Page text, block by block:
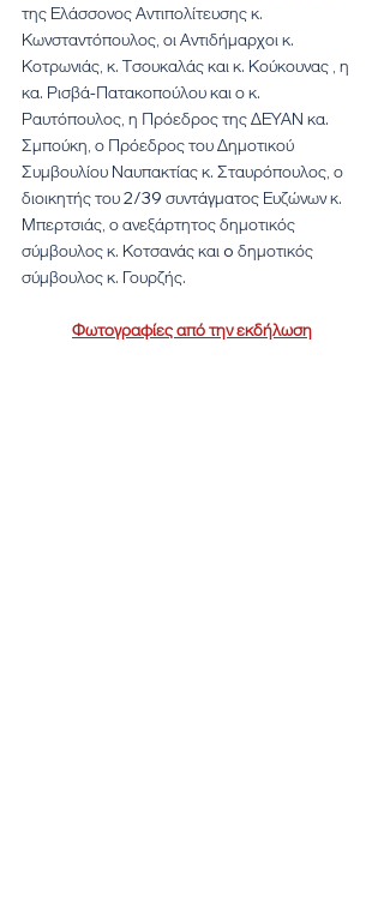
της Ελάσσονος Αντιπολίτευσης κ.
Κωνσταντόπουλος, οι Αντιδήμαρχοι κ.
Κοτρωνιάς, κ. Τσουκαλάς και κ. Κούκουνας , η
κα. Ρισβά-Πατακοπούλου και ο κ.
Ραυτόπουλος, η Πρόεδρος της ΔΕΥΑΝ κα.
Σμπούκη, ο Πρόεδρος του Δημοτικού
Συμβουλίου Ναυπακτίας κ. Σταυρόπουλος, ο
διοικητής του 2/39 συντάγματος Ευζώνων κ.
Μπερτσιάς, ο ανεξάρτητος δημοτικός
σύμβουλος κ. Κοτσανάς και o δημοτικός
σύμβουλος κ. Γουρζής.
Φωτογραφίες από την εκδήλωση